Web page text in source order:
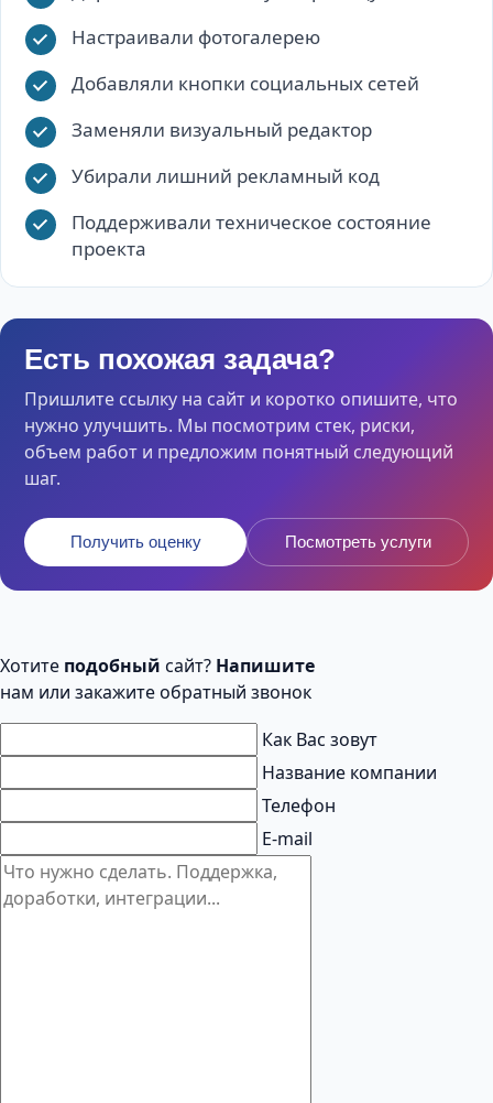
Настраивали фотогалерею
Добавляли кнопки социальных сетей
Заменяли визуальный редактор
Убирали лишний рекламный код
Поддерживали техническое состояние
проекта
Есть похожая задача?
Пришлите ссылку на сайт и коротко опишите, что
нужно улучшить. Мы посмотрим стек, риски,
объем работ и предложим понятный следующий
шаг.
Получить оценку Посмотреть услуги
Хотите подобный сайт? Напишите
нам или закажите обратный звонок
Как Вас зовут
Название компании
Телефон
E-mail